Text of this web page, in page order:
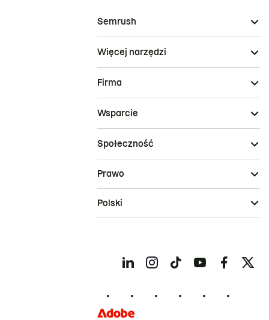
Semrush
Więcej narzędzi
Firma
Wsparcie
Społeczność
Prawo
Polski